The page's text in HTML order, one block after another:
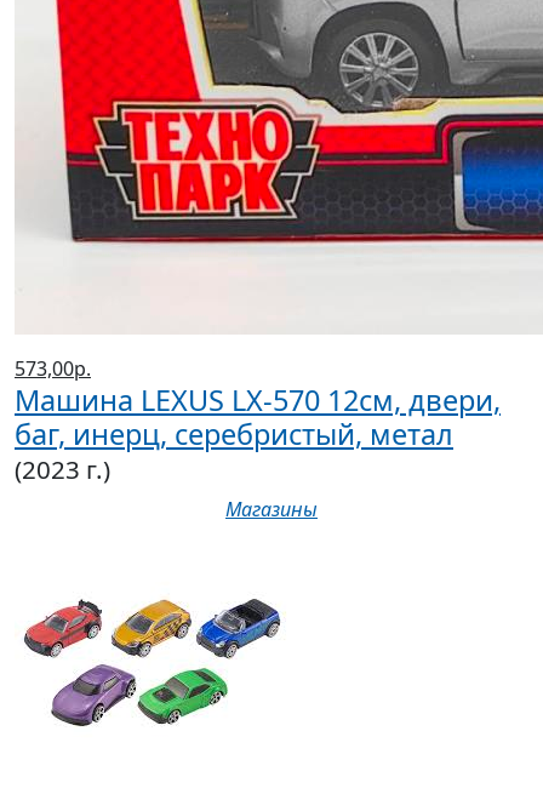
573,00р.
Машина LEXUS LX-570 12см, двери,
баг, инерц, серебристый, метал
(2023 г.)
Магазины